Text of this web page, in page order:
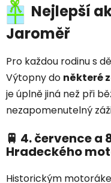
Nejlepší
Jaroměř
Pro každou rodinu s
Výtopny do některé
je úplně jiná než při
nezapomenutelný
🚆 4. července a
Hradeckého
Historickým